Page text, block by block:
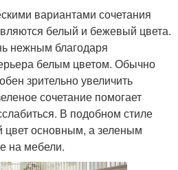
вариантами сочетания
белый и бежевый цвета.
нежным благодаря
белым цветом. Обычно
зрительно увеличить
сочетание помогает
В подобном стиле
основным, а зеленым
на мебели.